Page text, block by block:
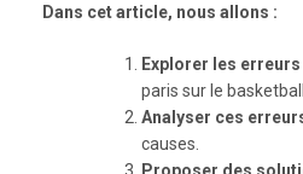
Dans cet article, nous allons :
Explorer les
paris sur le basketball.
Analyser ces
causes.
Proposer des